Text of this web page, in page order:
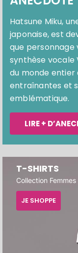
Hatsune Miku,
japonaise, est
que personnage
synthèse vocale
du monde entier
entraînantes et
emblématique.
LIRE +
T-SHIRTS
Collection Femmes
JE SHOPPE